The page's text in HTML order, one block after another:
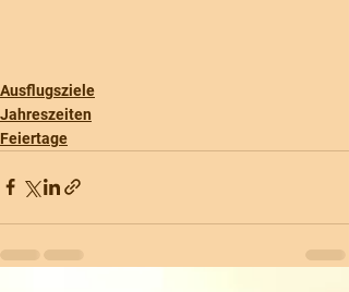
Ausflugsziele
Jahreszeiten
Feiertage